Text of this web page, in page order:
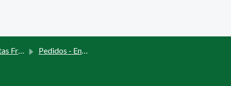
Pedidos - Envíos - Facturas